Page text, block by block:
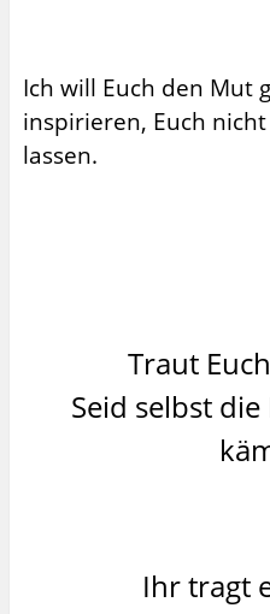
Ich will Euch den Mut
inspirieren, Euch
lassen.
Traut
Seid selbst
Ihr tragt